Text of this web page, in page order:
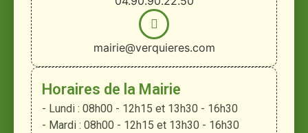
mairie@verquieres.com
Horaires de la Mairie
- Lundi : 08h00 - 12h15 et 13h30 - 16h30
- Mardi : 08h00 - 12h15 et 13h30 - 16h30